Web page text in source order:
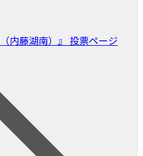
内藤湖南）』 投票ページ